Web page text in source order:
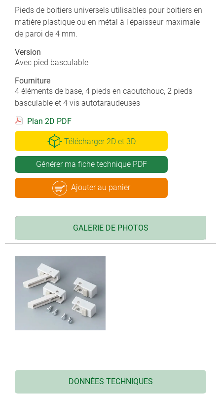
Pieds de boitiers universels utilisables pour boitiers en
matière plastique ou en métal à l'épaisseur maximale
de paroi de 4 mm.
Version
Avec pied basculable
Fourniture
4 éléments de base, 4 pieds en caoutchouc, 2 pieds
basculable et 4 vis autotaraudeuses
Plan 2D PDF
Télécharger 2D et 3D
Générer ma fiche technique PDF
Ajouter au panier
GALERIE DE PHOTOS
DONNÉES TECHNIQUES